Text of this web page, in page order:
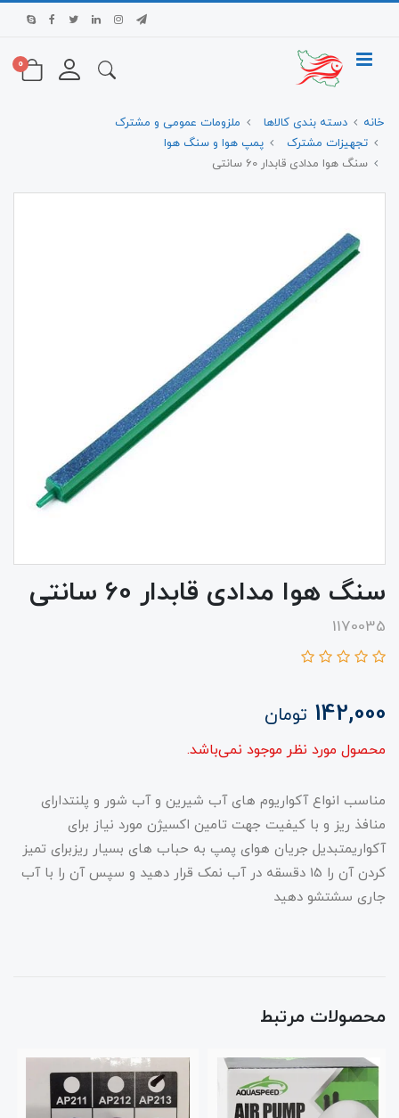
0
خانه دسته بندی کالاها
ملزومات عمومی و مشترک
تجهیزات مشترک
پمپ هوا و سنگ هوا
سنگ هوا مدادی قابدار 60 سانتی
سنگ هوا مدادی قابدار 60 سانتی
1170035
142,000 تومان
محصول مورد نظر موجود نمی‌باشد.
مناسب انواع آکواریوم های آب شیرین و آب شور و پلنتدارای
منافذ ریز و با کیفیت جهت تامین اکسیژن مورد نیاز برای
آکواریمتبدیل جریان هوای پمپ به حباب های بسیار ریزبرای تمیز
کردن آن را 15 دقسقه در آب نمک قرار دهید و سپس آن را با آب
جاری سشتشو دهید
محصولات مرتبط